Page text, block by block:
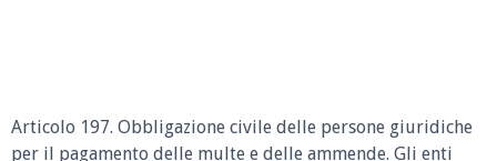
Articolo 197. Obbligazione civile delle persone giuridiche
per il pagamento delle multe e delle ammende. Gli enti